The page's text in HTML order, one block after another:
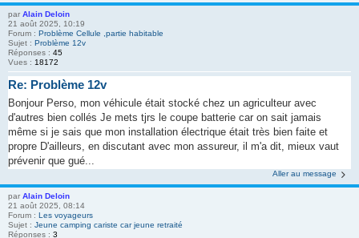
par Alain Deloin
21 août 2025, 10:19
Forum : Problème Cellule ,partie habitable
Sujet : Problème 12v
Réponses : 45
Vues : 18172
Re: Problème 12v
Bonjour Perso, mon véhicule était stocké chez un agriculteur avec
d'autres bien collés Je mets tjrs le coupe batterie car on sait jamais
même si je sais que mon installation électrique était très bien faite et
propre D'ailleurs, en discutant avec mon assureur, il m'a dit, mieux vaut
prévenir que gué...
Aller au message
par Alain Deloin
21 août 2025, 08:14
Forum : Les voyageurs
Sujet : Jeune camping cariste car jeune retraité
Réponses : 3